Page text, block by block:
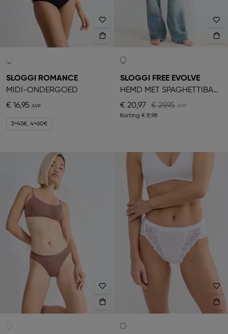
SLOGGI ROMANCE
MIDI-ONDERGOED
€ 16,95
3=45€, 4=60€
SLOGGI FREE EVOLVE
HEMD MET SPAGHETTIBANDJES
€ 20,97
€ 29,95
Korting € 8,98